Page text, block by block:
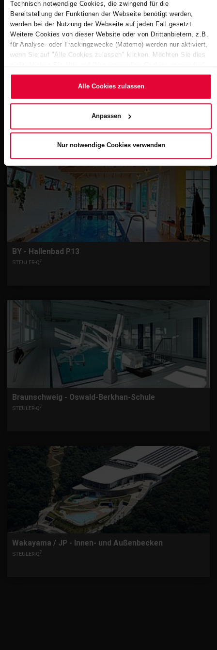
Technisch notwendige Cookies, die zwingend für die
Bereitstellung der Funktionen der Webseite benötigt werden,
werden bei der Nutzung der Webseite auf jeden Fall gesetzt.
Weitere Cookies von dieser Website oder von Drittanbietern, z.B.
für Analyse- oder Trackingzwecke (Matomo) werden nur aktiviert,
wenn Sie auf "Alle Cookies zulassen" klicken. Möchten Sie dies
Mehr dazu (einschließlich der Möglichkeit, die
Einwilligungserklärung zu ändern oder zu widerrufen) erfahren Sie
derDatenschutzerklärung.
Alle Cookies zulassen
Anpassen
Nur notwendige Cookies verwenden
Wuppertal - Schwimmoper
BY - Hallenbad P13
STEULER-Q7
Braunschweig - Oswald-Berkhan-Schule
STEULER-Q7
Wakayama / JP - Innen- und Außenbecken
STEULER-Q7